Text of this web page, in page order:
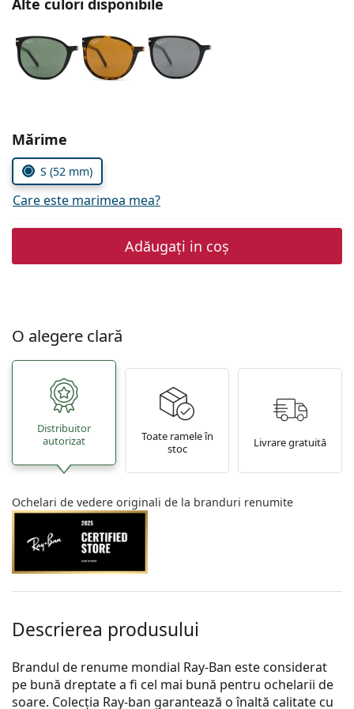
Persol
Prada
Toate mărcile
Alegeți parametrii
Mărime
S (52 mm)
Care este marimea mea?
Adăugați in coș
O alegere clară
Distribuitor
autorizat
Toate ramele în
stoc
Livrare gratuită
Ochelari de vedere originali de la branduri renumite
Descrierea produsului
Brandul de renume mondial Ray-Ban este considerat
pe bună dreptate a fi cel mai bună pentru ochelarii de
soare. Colecția Ray-ban garantează o înaltă calitate cu